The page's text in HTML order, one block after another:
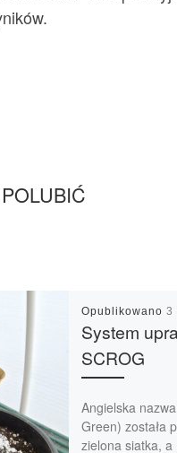
Opublikowano 3
System
SCROG
Angielska
Green) została
zielona siatka,